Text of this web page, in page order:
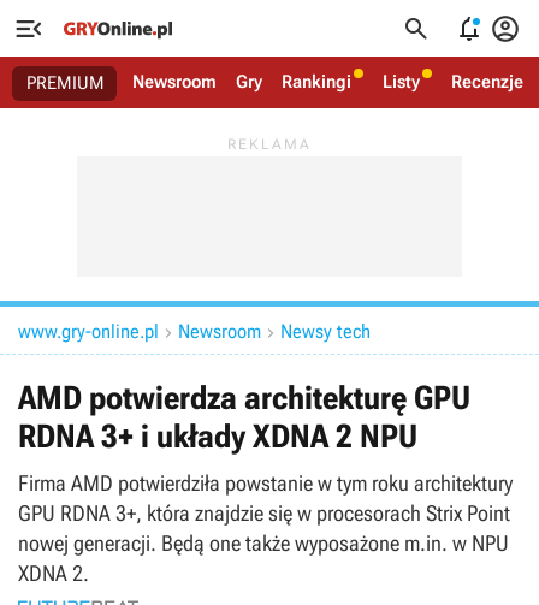
   
PREMIUM Newsroom Gry Rankingi Listy Recenzje
www.gry-online.pl  Newsroom  Newsy tech
AMD potwierdza architekturę GPU
RDNA 3+ i układy XDNA 2 NPU
Firma AMD potwierdziła powstanie w tym roku architektury
GPU RDNA 3+, która znajdzie się w procesorach Strix Point
nowej generacji. Będą one także wyposażone m.in. w NPU
XDNA 2.